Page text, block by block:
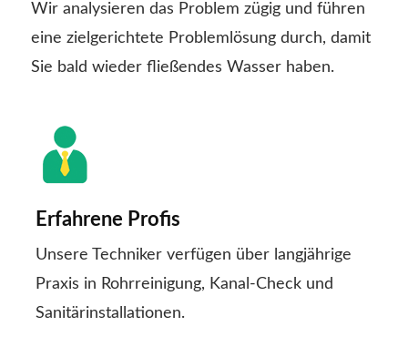
Wir analysieren das Problem zügig und führen
eine zielgerichtete Problemlösung durch, damit
Sie bald wieder fließendes Wasser haben.
Erfahrene Profis
Unsere Techniker verfügen über langjährige
Praxis in Rohrreinigung, Kanal-Check und
Sanitärinstallationen.